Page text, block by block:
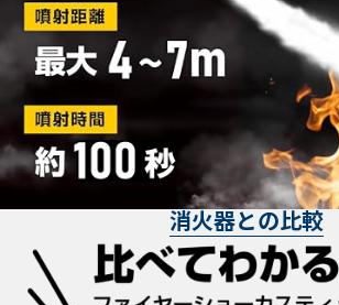
消火器との比較